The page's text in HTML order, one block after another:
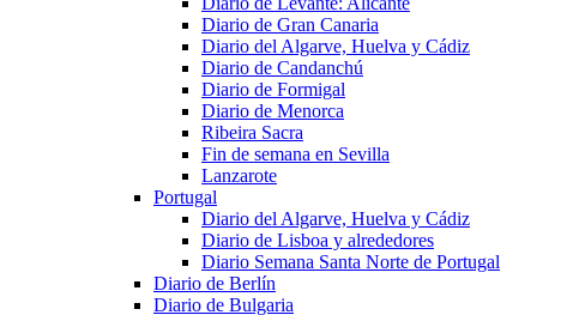
Diario de Gran Canaria
Diario del Algarve, Huelva y Cádiz
Diario de Candanchú
Diario de Formigal
Diario de Menorca
Ribeira Sacra
Fin de semana en Sevilla
Lanzarote
Portugal
Diario del Algarve, Huelva y Cádiz
Diario de Lisboa y alrededores
Diario Semana Santa Norte de Portugal
Diario de Berlín
Diario de Bulgaria